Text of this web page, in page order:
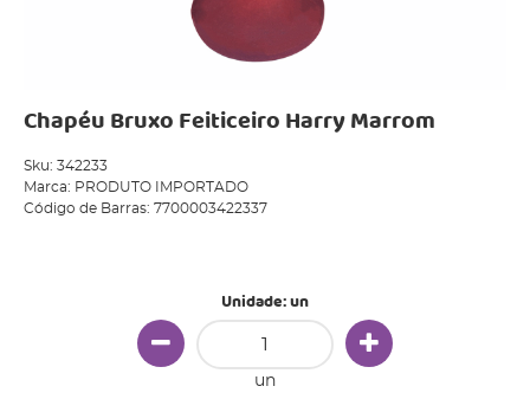
Chapéu Bruxo Feiticeiro Harry Marrom
Sku: 342233
Marca: PRODUTO IMPORTADO
Código de Barras: 7700003422337
Unidade: un
un